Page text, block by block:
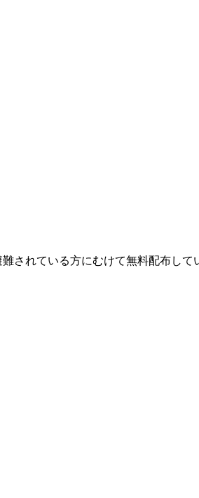
されている方にむけて無料配布し